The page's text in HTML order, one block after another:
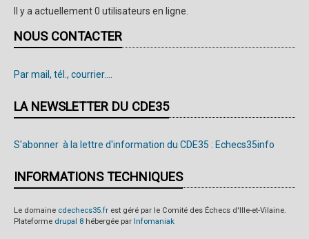
Il y a actuellement 0 utilisateurs en ligne.
NOUS CONTACTER
Par mail, tél., courrier....
LA NEWSLETTER DU CDE35
S'abonner à la lettre d'information du CDE35 : Echecs35info
INFORMATIONS TECHNIQUES
Le domaine cdechecs35.fr est géré par le Comité des Échecs d'Ille-et-Vilaine.
Plateforme drupal 8 hébergée par Infomaniak